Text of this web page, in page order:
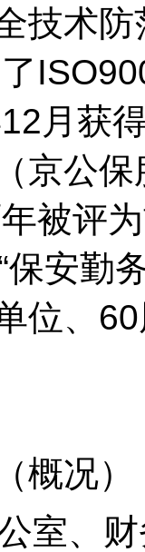
技术
月获
京公
被评
保安勤
位、
概况）
室、财